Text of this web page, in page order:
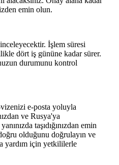
emin olun.
İşlem süresi
dört iş gününe kadar sürer.
durumunu kontrol
e-posta yoluyla
ve Rusya'ya
taşıdığınızdan emin
olduğunu doğrulayın ve
yardım için yetkililerle